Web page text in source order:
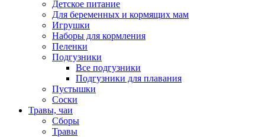
Детское питание
Для беременных и кормящих мам
Игрушки
Наборы для кормления
Пеленки
Подгузники
Все подгузники
Подгузники для плавания
Пустышки
Соски
Травы, чаи
Сборы
Травы